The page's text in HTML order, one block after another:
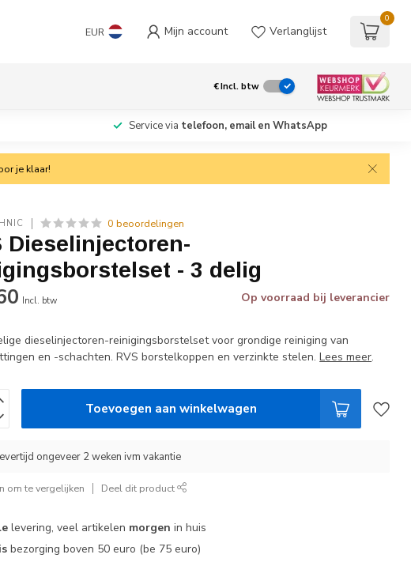
EUR Mijn account Verlanglijst
0
€Incl. btw
Service via telefoon, email en WhatsApp
je klaar!
0 beoordelingen
Dieselinjectoren-
- 3 delig
Incl. btw Op voorraad bij leverancier
dieselinjectoren-reinigingsborstelset voor grondige reiniging van
en -schachten. RVS borstelkoppen en verzinkte stelen.Lees meer.
Toevoegen aan winkelwagen
ongeveer 2 weken ivm vakantie
om te vergelijken Deel dit product
levering, veel artikelen morgen in huis
bezorging boven 50 euro (be 75 euro)